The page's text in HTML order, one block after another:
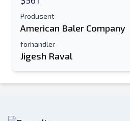
Produsent
American Baler Company
forhandler
Jigesh Raval